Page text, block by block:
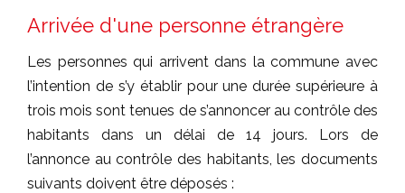
Arrivée d'une personne étrangère
Les personnes qui arrivent dans la commune avec
l’intention de s’y établir pour une durée supérieure à
trois mois sont tenues de s’annoncer au contrôle des
habitants dans un délai de 14 jours. Lors de
l’annonce au contrôle des habitants, les documents
suivants doivent être déposés :